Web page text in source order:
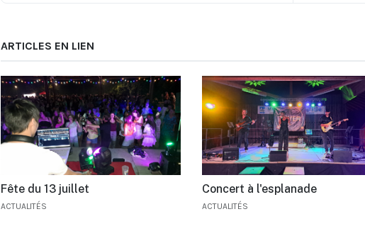
ARTICLES EN LIEN
Fête du 13 juillet
ACTUALITÉS
Concert à l'esplanade
ACTUALITÉS